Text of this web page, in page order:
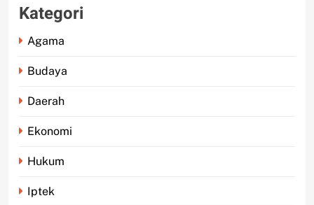
Kategori
Agama
Budaya
Daerah
Ekonomi
Hukum
Iptek